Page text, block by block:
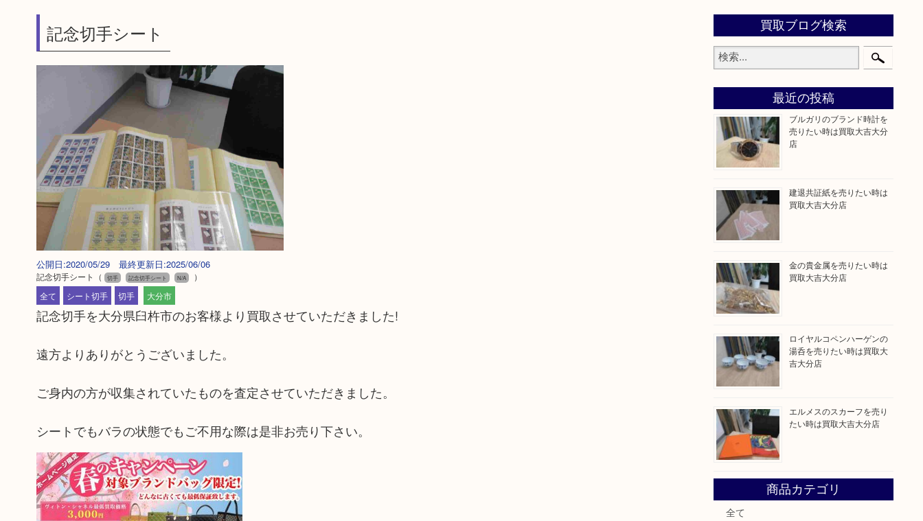
記念切手シート
公開日:2020/05/29 最終更新日:2025/06/06
記念切手シート （ 切手 記念切手シート N/A
）
全て
シート切手 切手 大分市
記念切手を大分県臼杵市のお客様より買取させていただきました!
遠方よりありがとうございました。
ご身内の方が収集されていたものを査定させていただきました。
シートでもバラの状態でもご不用な際は是非お売り下さい。
買取ブログ検索
最近の投稿
ブルガリのブランド時計を
売りたい時は買取大吉大分
店
建退共証紙を売りたい時は
買取大吉大分店
金の貴金属を売りたい時は
買取大吉大分店
ロイヤルコペンハーゲンの
湯呑を売りたい時は買取大
吉大分店
エルメスのスカーフを売り
たい時は買取大吉大分店
商品カテゴリ
全て